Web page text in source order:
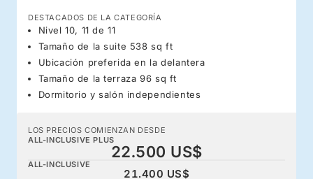
DESTACADOS DE LA CATEGORÍA
Nivel 10, 11 de 11
Tamaño de la suite 538 sq ft
Ubicación preferida en la delantera
Tamaño de la terraza 96 sq ft
Dormitorio y salón independientes
LOS PRECIOS COMIENZAN DESDE
ALL-INCLUSIVE PLUS
22.500 US$
ALL-INCLUSIVE
21.400 US$